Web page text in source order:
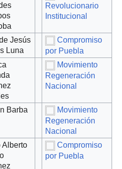
Revolucionario
Institucional
Jesús
Luna
Compromiso
por Puebla
Movimiento
Regeneración
Nacional
Barba
Movimiento
Regeneración
Nacional
Alberto
Compromiso
por Puebla